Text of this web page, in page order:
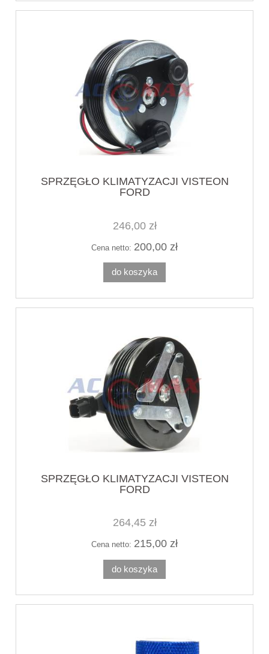
SPRZĘGŁO KLIMATYZACJI VISTEON
FORD
246,00 zł
Cena netto: 200,00 zł
do koszyka
SPRZĘGŁO KLIMATYZACJI VISTEON
FORD
264,45 zł
Cena netto: 215,00 zł
do koszyka